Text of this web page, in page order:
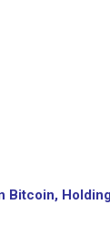
Bitcoin,